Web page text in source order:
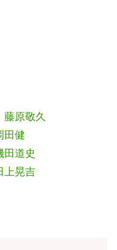
原敬久
田健
田道史
上晃吉